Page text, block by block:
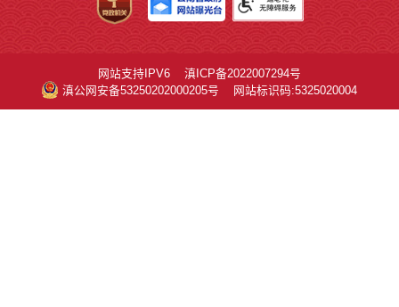
网站支持IPV6
滇ICP备2022007294号
滇公网安备53250202000205号
网站标识码:5325020004